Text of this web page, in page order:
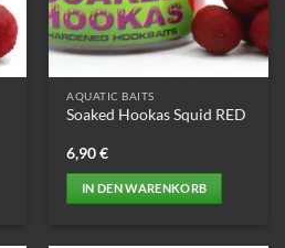
AQUATIC BAITS
Soaked Hookas Squid RED
6,90€
IN DEN WARENKORB